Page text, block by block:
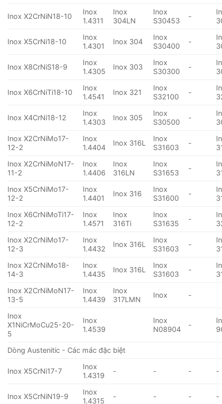
Inox X2CrNiN18-10
Inox
1.4311
Inox
304LN
Inox
S30453
-
Inox X5CrNi18-10
Inox
1.4301
Inox 304
Inox
S30400
-
Inox X8CrNiS18-9
Inox
1.4305
Inox 303
Inox
S30300
-
Inox X6CrNiTi18-10
Inox
1.4541
Inox 321
Inox
S32100
-
Inox X4CrNi18-12
Inox
1.4303
Inox 305
Inox
S30500
-
Inox X2CrNiMo17-
12-2
Inox
1.4404
Inox 316L
Inox
S31603
-
Inox X2CrNiMoN17-
11-2
Inox
1.4406
Inox
316LN
Inox
S31653
-
Inox X5CrNiMo17-
12-2
Inox
1.4401
Inox 316
Inox
S31600
-
Inox X6CrNiMoTi17-
12-2
Inox
1.4571
Inox
316Ti
Inox
S31635
-
Inox X2CrNiMo17-
12-3
Inox
1.4432
Inox 316L
Inox
S31603
-
Inox X2CrNiMo18-
14-3
Inox
1.4435
Inox 316L
Inox
S31603
-
Inox X2CrNiMoN17-
13-5
Inox
1.4439
Inox
317LMN
Inox -
Inox
X1NiCrMoCu25-20-
5
Inox
1.4539
Inox
N08904
-
Dòng Austenitic - Các mác đặc biệt
Inox X5CrNi17-7
Inox
1.4319
- - - -
Inox X5CrNiN19-9
Inox
1.4315
- - - -